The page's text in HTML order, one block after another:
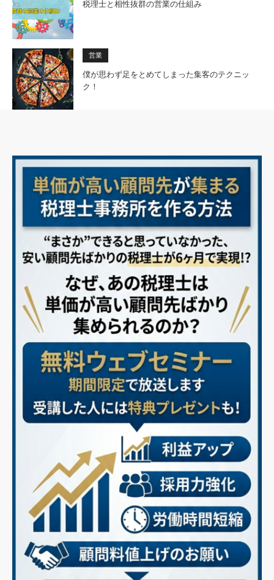
税理士と相性抜群の営業の仕組み
営業
僕が思わず足をとめてしまった集客のテクニッ
ク！